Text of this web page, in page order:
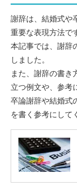
謝辞は、結婚式や
重要な表現方法で
本記事では、謝辞
しました。
また、謝辞の書き
立つ例文や、参考
卒論謝辞や結婚式
を書く参考にして